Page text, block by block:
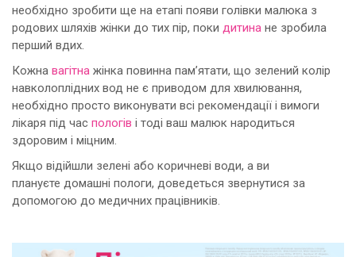
необхідно зробити ще на етапі появи голівки малюка з
родових шляхів жінки до тих пір, поки дитина не зробила
перший вдих.
Кожна вагітна жінка повинна пам’ятати, що зелений колір
навколоплідних вод не є приводом для хвилювання,
необхідно просто виконувати всі рекомендації і вимоги
лікаря під час пологів і тоді ваш малюк народиться
здоровим і міцним.
Якщо відійшли зелені або коричневі води, а ви
плануєте домашні пологи, доведеться звернутися за
допомогою до медичних працівників.